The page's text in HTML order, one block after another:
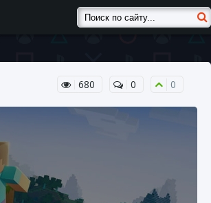
680 0 0